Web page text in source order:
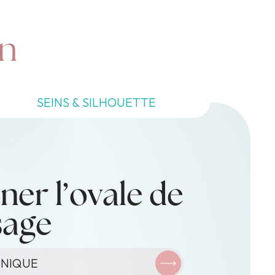
SEINS & SILHOUETTE
l’ovale de